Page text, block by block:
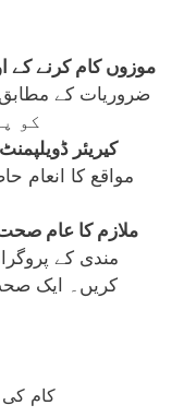
موزوں کام کرنے کے
ضروریات کے
کو
کیریئر
مواقع کا انعام
ملازم کا عام صحت
مندی کے
کریں۔ ایک
کام کی